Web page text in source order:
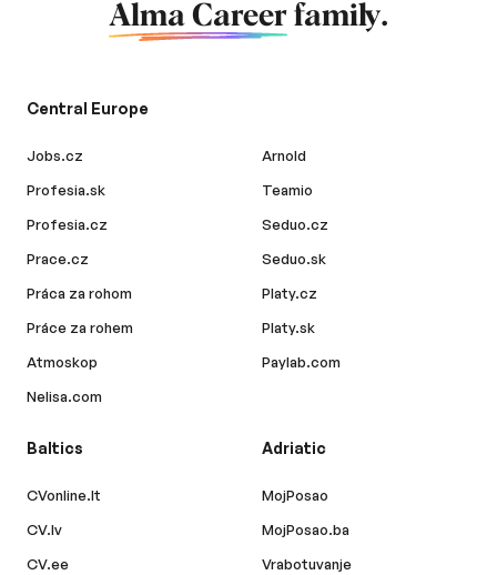
Alma Career family.
Central Europe
Jobs.cz
Profesia.sk
Profesia.cz
Prace.cz
Práca za rohom
Práce za rohem
Atmoskop
Nelisa.com
Arnold
Teamio
Seduo.cz
Seduo.sk
Platy.cz
Platy.sk
Paylab.com
Baltics
CVonline.lt
CV.lv
CV.ee
Adriatic
MojPosao
MojPosao.ba
Vrabotuvanje